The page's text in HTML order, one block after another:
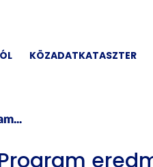
KÖZADATKATASZTER